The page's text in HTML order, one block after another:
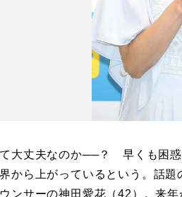
大丈夫なのか──？ 早くも困惑
から上がっているという。話題
ンサーの神田愛花（42）。来